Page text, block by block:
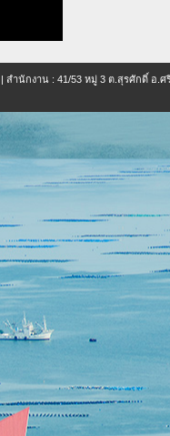
| สำนักงาน : 41/53 หมู่ 3 ต.สุรศักดิ์ อ.ศ